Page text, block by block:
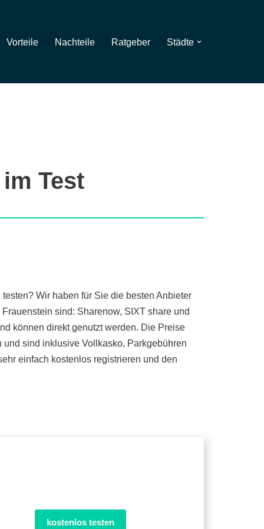
Vorteile Nachteile Ratgeber Städte
Test
Wir haben für Sie die besten Anbieter
sind: Sharenow, SIXT share und
können direkt genutzt werden. Die Preise
sind inklusive Vollkasko, Parkgebühren
einfach kostenlos registrieren und den
kostenlos testen